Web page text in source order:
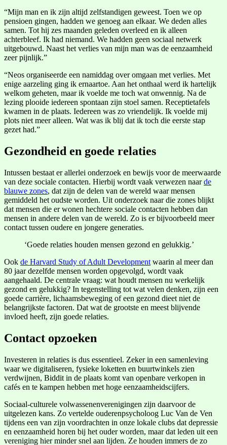
“Mijn man en ik zijn altijd zelfstandigen geweest. Toen we op
pensioen gingen, hadden we genoeg aan elkaar. We deden alles
samen. Tot hij zes maanden geleden overleed en ik alleen
achterbleef. Ik had niemand. We hadden geen sociaal netwerk
uitgebouwd. Naast het verlies van mijn man was de eenzaamheid
zeer pijnlijk.”
“Neos organiseerde een namiddag over omgaan met verlies. Met
enige aarzeling ging ik ernaartoe. Aan het onthaal werd ik hartelijk
welkom geheten, maar ik voelde me toch wat onwennig. Na de
lezing plooide iedereen spontaan zijn stoel samen. Receptietafels
kwamen in de plaats. Iedereen was zo vriendelijk. Ik voelde mij
plots niet meer alleen. Wat was ik blij dat ik toch die eerste stap
gezet had.”
Gezondheid en goede relaties
Intussen bestaat er allerlei onderzoek en bewijs voor de meerwaarde
van deze sociale contacten. Hierbij wordt vaak verwezen naarde
blauwe zones, dat zijn de delen van de wereld waar mensen
gemiddeld het oudste worden. Uit onderzoek naar die zones blijkt
dat mensen die er wonen hechtere sociale contacten hebben dan
mensen in andere delen van de wereld. Zo is er bijvoorbeeld meer
contact tussen oudere en jongere generaties.
‘Goede relaties houden mensen gezond en gelukkig.’
Ook de Harvard Study of Adult Development waarin al meer dan
80 jaar dezelfde mensen worden opgevolgd, wordt vaak
aangehaald. De centrale vraag: wat houdt mensen nu werkelijk
gezond en gelukkig? In tegenstelling tot wat velen denken, zijn een
goede carrière, lichaamsbeweging of een gezond dieet niet de
belangrijkste factoren. Dat wat de grootste en meest blijvende
invloed heeft, zijn goede relaties.
Contact opzoeken
Investeren in relaties is dus essentieel. Zeker in een samenleving
waar we digitaliseren, fysieke loketten en buurtwinkels zien
verdwijnen, Biddit in de plaats komt van openbare verkopen in
cafés en te kampen hebben met hoge eenzaamheidscijfers.
Sociaal-culturele volwassenenverenigingen zijn daarvoor de
uitgelezen kans. Zo vertelde ouderenpsycholoog Luc Van de Ven
tijdens een van zijn voordrachten in onze lokale clubs dat depressie
en eenzaamheid horen bij het ouder worden, maar dat leden uit een
vereniging hier minder snel aan lijden. Ze houden immers de zo